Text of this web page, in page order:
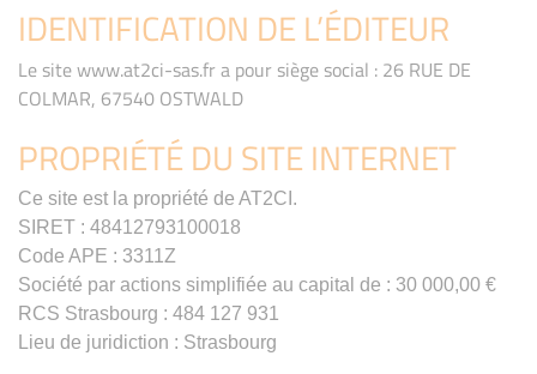
IDENTIFICATION DE L’ÉDITEUR
Le site www.at2ci-sas.fr a pour siège social : 26 RUE DE
COLMAR, 67540 OSTWALD
PROPRIÉTÉ DU SITE INTERNET
Ce site est la propriété de AT2CI.
SIRET : 48412793100018
Code APE : 3311Z
Société par actions simplifiée au capital de : 30 000,00 €
RCS Strasbourg : 484 127 931
Lieu de juridiction : Strasbourg